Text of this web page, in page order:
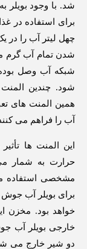
شد. با وجود
برای استفاده در
چهل لیتر آب را
شدن تمام آب گرم
شبکه‌ آب وصل بوده
شود. چندین
همین المنت‌ های
آب را فراهم می‌
این المنت ها
حرارت به شمار می‌
مشخصی استفاده
خواهد بود. مخزن
دو شیر خارج می‌